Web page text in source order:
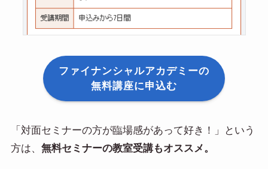
ファイナンシャルアカデミーの
無料講座に申込む
「対面セミナーの方が臨場感があって好き！」という
方は、 無料セミナーの教室受講もオススメ。